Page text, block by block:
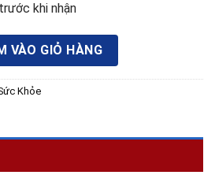
khi nhận
xương khớp dạng nước số lượng
VÀO GIỎ HÀNG
Khỏe